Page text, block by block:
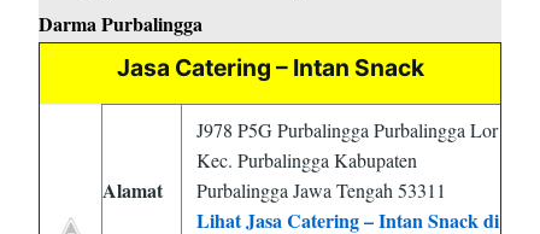
Darma Purbalingga
Jasa Catering – Intan Snack
Alamat
J978 P5G Purbalingga Purbalingga Lor
Kec. Purbalingga Kabupaten
Purbalingga Jawa Tengah 53311
Lihat Jasa Catering – Intan Snack di